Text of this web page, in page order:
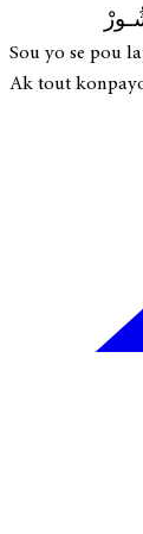
Sou yo se pou
Ak tout